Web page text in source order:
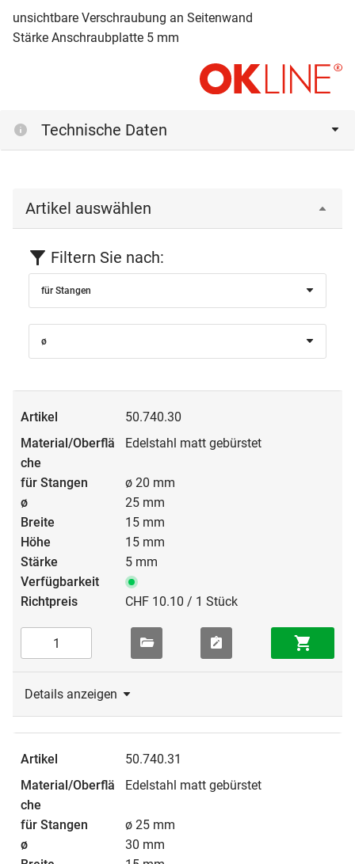
unsichtbare Verschraubung an Seitenwand
Stärke Anschraubplatte 5 mm
Technische Daten
Artikel auswählen
Filtern Sie nach:
für Stangen
ø
50.740.30
Edelstahl matt gebürstet
ø 20 mm
25 mm
15 mm
15 mm
5 mm
CHF 10.10 / 1 Stück
Details anzeigen
50.740.31
Edelstahl matt gebürstet
ø 25 mm
30 mm